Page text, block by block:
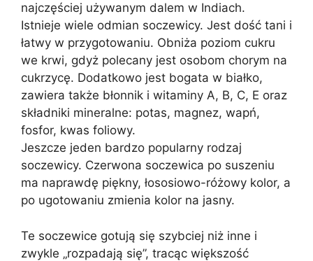
najczęściej używanym dalem w Indiach.
Istnieje wiele odmian soczewicy. Jest dość tani i
łatwy w przygotowaniu. Obniża poziom cukru
we krwi, gdyż polecany jest osobom chorym na
cukrzycę. Dodatkowo jest bogata w białko,
zawiera także błonnik i witaminy A, B, C, E oraz
składniki mineralne: potas, magnez, wapń,
fosfor, kwas foliowy.
Jeszcze jeden bardzo popularny rodzaj
soczewicy. Czerwona soczewica po suszeniu
ma naprawdę piękny, łososiowo-różowy kolor, a
po ugotowaniu zmienia kolor na jasny.
Te soczewice gotują się szybciej niż inne i
zwykle „rozpadają się”, tracąc większość